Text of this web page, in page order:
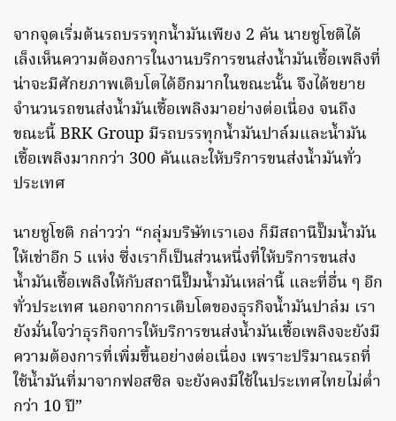
จากจุดเริ่มต้นรถบรรทุกน้ำมันเพียง 2 คัน นายชูโชติได้
เล็งเห็นความต้องการในงานบริการขนส่งน้ำมันเชื้อเพลิงที่
น่าจะมีศักยภาพเติบโตได้อีกมากในขณะนั้น จึงได้ขยาย
จำนวนรถขนส่งน้ำมันเชื้อเพลิงมาอย่างต่อเนื่อง จนถึง
ขณะนี้ BRK Group มีรถบรรทุกน้ำมันปาล์มและน้ำมัน
เชื้อเพลิงมากกว่า 300 คันและให้บริการขนส่งน้ำมันทั่ว
ประเทศ
นายชูโชติ กล่าวว่า “กลุ่มบริษัทเราเอง ก็มีสถานีปั๊มน้ำมัน
ให้เช่าอีก 5 แห่ง ซึ่งเราก็เป็นส่วนหนึ่งที่ให้บริการขนส่ง
น้ำมันเชื้อเพลิงให้กับสถานีปั๊มน้ำมันเหล่านี้ และที่อื่น ๆ อีก
ทั่วประเทศ นอกจากการเติบโตของธุรกิจน้ำมันปาล๋ม เรา
ยังมั่นใจว่าธุรกิจการให้บริการขนส่งน้ำมันเชื้อเพลิงจะยังมี
ความต้องการที่เพิ่มขึ้นอย่างต่อเนื่อง เพราะปริมาณรถที่
ใช้น้ำมันที่มาจากฟอสซิล จะยังคงมีใช้ในประเทศไทยไม่ต่ำ
กว่า 10 ปี”